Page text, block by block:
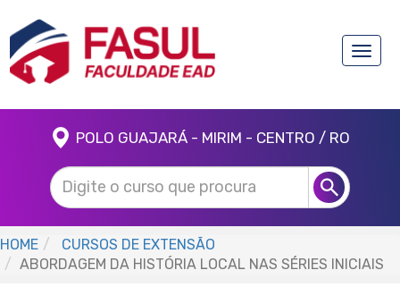
Toggle
POLO GUAJARÁ - MIRIM - CENTRO / RO
HOME
CURSOS DE EXTENSÃO
ABORDAGEM DA HISTÓRIA LOCAL NAS SÉRIES INICIAIS